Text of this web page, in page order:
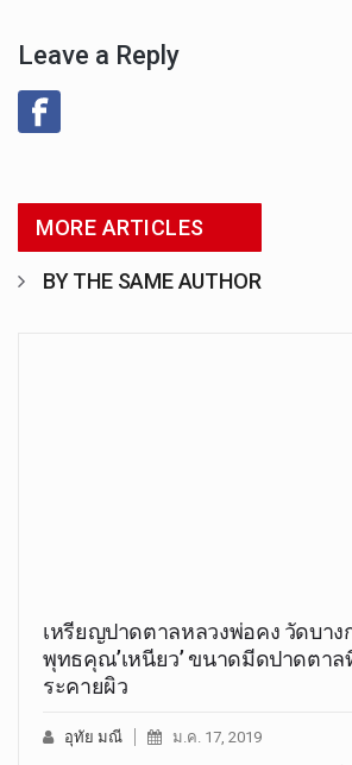
Leave a Reply
MORE ARTICLES
BY THE SAME AUTHOR
เหรียญปาดตาลหลวงพ่อคง วัดบาง
พุทธคุณ’เหนียว’ ขนาดมีดปาดตา
ระคายผิว
อุทัย มณี ม.ค. 17, 2019